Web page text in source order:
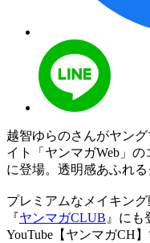
越智ゆらのさんがヤン
イト「ヤンマガWeb」の
に登場。透明感あふれる
プレミアムなメイキン
『ヤンマガCLUB 』にも
YouTube【ヤンマガCH